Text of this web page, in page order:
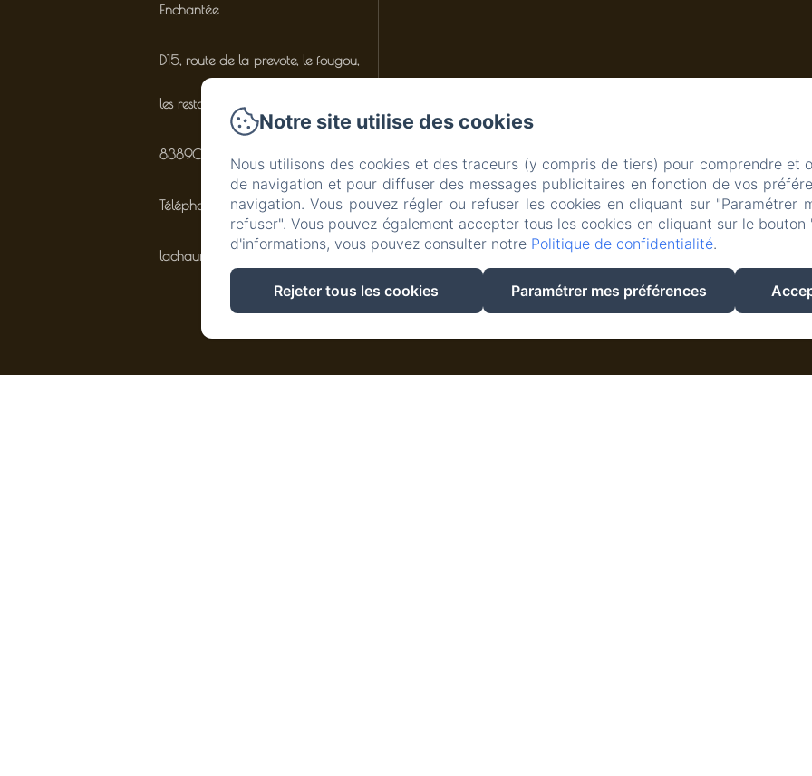
Enchantée
D15, route de la prevote, le fougou,
les restanques
83890 - Besse-sur-Issole
Téléphone: 07.77.93.10.41
lachaumieredelaforetenchantee@gmail.com
Créé par Amenitiz
Notre site utilise des cookies
Nous utilisons des cookies et des traceurs (y compris de tiers) pour comprendre et
de navigation et pour diffuser des messages publicitaires en fonction de vos
navigation. Vous pouvez régler ou refuser les cookies en cliquant sur "Paramétrer
refuser". Vous pouvez également accepter tous les cookies en cliquant sur le
d'informations, vous pouvez consulter notre Politique de confidentialité.
Rejeter tous les cookies Paramétrer mes préférences